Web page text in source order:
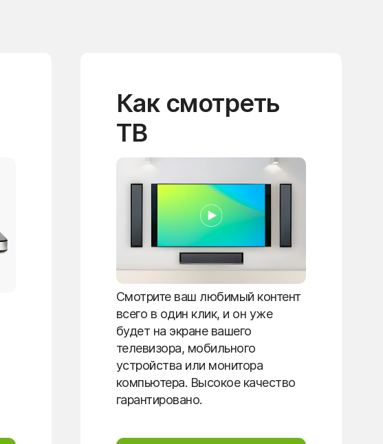
Как смотреть
ТВ
Смотрите ваш любимый контент
всего в один клик, и он уже
будет на экране вашего
телевизора, мобильного
устройства или монитора
компьютера. Высокое качество
гарантировано.